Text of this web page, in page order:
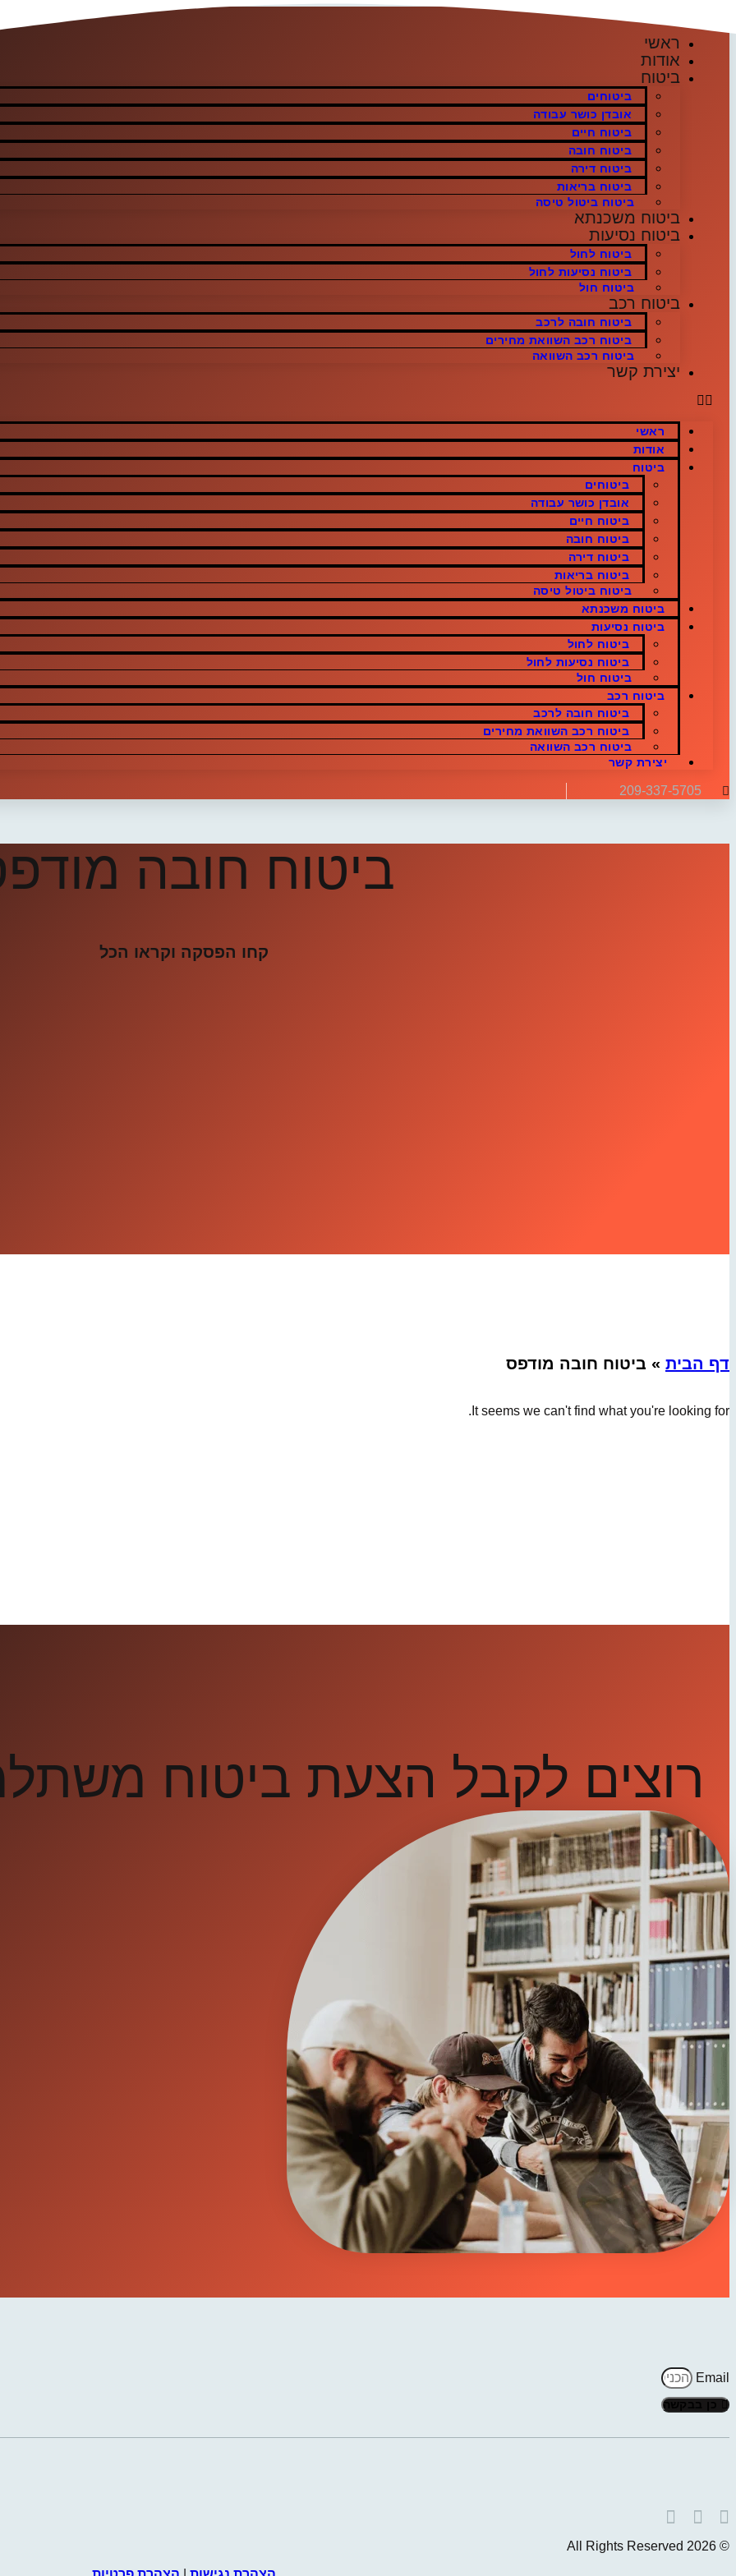
לתוכן
ראשי
אודות
ביטוח
ביטוחים
אובדן כושר עבודה
ביטוח חיים
ביטוח חובה
ביטוח דירה
ביטוח בריאות
ביטוח ביטול טיסה
ביטוח משכנתא
ביטוח נסיעות
ביטוח לחול
ביטוח נסיעות לחול
ביטוח חול
ביטוח רכב
ביטוח חובה לרכב
ביטוח רכב השוואת מחירים
ביטוח רכב השוואה
יצירת קשר
ראשי
אודות
ביטוח
ביטוחים
אובדן כושר עבודה
ביטוח חיים
ביטוח חובה
ביטוח דירה
ביטוח בריאות
ביטוח ביטול טיסה
ביטוח משכנתא
ביטוח נסיעות
ביטוח לחול
ביטוח נסיעות לחול
ביטוח חול
ביטוח רכב
ביטוח חובה לרכב
ביטוח רכב השוואת מחירים
ביטוח רכב השוואה
יצירת קשר
209-337-5705
ביטוח חובה
קחו הפסקה וקראו הכל
דף הבית » ביטוח חובה מודפס
It seems we can't find what you're looking for.
רוצים לקבל הצעת ביטוח
פנו אלינו ותיצרו איתנו קשר
יצירת קשר
Email
כן בבקשה
© 2026 All Rights Reserved